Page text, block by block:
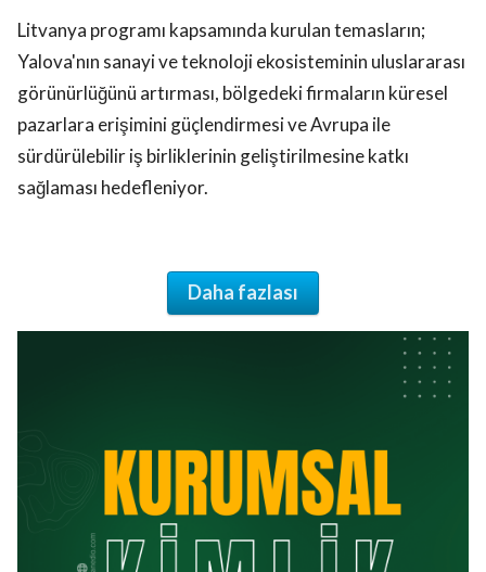
Litvanya programı kapsamında kurulan temasların;
Yalova'nın sanayi ve teknoloji ekosisteminin uluslararası
görünürlüğünü artırması, bölgedeki firmaların küresel
pazarlara erişimini güçlendirmesi ve Avrupa ile
sürdürülebilir iş birliklerinin geliştirilmesine katkı
sağlaması hedefleniyor.
Daha fazlası